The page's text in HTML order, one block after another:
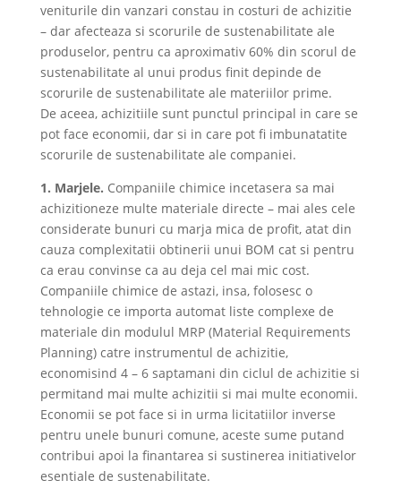
veniturile din vanzari constau in costuri de achizitie
– dar afecteaza si scorurile de sustenabilitate ale
produselor, pentru ca aproximativ 60% din scorul de
sustenabilitate al unui produs finit depinde de
scorurile de sustenabilitate ale materiilor prime.
De aceea, achizitiile sunt punctul principal in care se
pot face economii, dar si in care pot fi imbunatatite
scorurile de sustenabilitate ale companiei.
1. Marjele. Companiile chimice incetasera sa mai
achizitioneze multe materiale directe – mai ales cele
considerate bunuri cu marja mica de profit, atat din
cauza complexitatii obtinerii unui BOM cat si pentru
ca erau convinse ca au deja cel mai mic cost.
Companiile chimice de astazi, insa, folosesc o
tehnologie ce importa automat liste complexe de
materiale din modulul MRP (Material Requirements
Planning) catre instrumentul de achizitie,
economisind 4 – 6 saptamani din ciclul de achizitie si
permitand mai multe achizitii si mai multe economii.
Economii se pot face si in urma licitatiilor inverse
pentru unele bunuri comune, aceste sume putand
contribui apoi la finantarea si sustinerea initiativelor
esentiale de sustenabilitate.